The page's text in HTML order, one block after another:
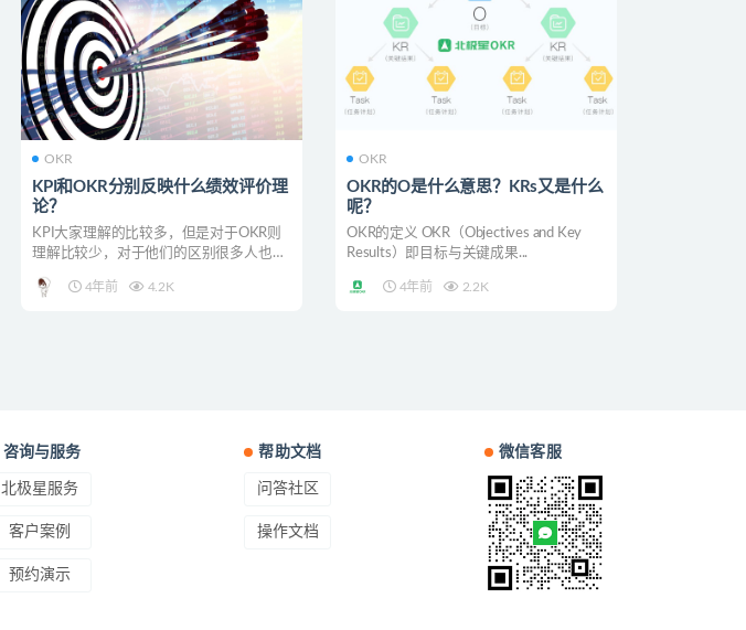
OKR
KPI和OKR分别反映什么绩效评价理
论？
KPI大家理解的比较多，但是对于OKR则
理解比较少，对于他们的区别很多人也是
4年前
4.2K
OKR
OKR的O是什么意思？KRs又是什么
呢？
OKR的定义 OKR（Objectives and Key
Results）即目标与关键成果...
4年前 2.2K
咨询与服务
北极星服务
客户案例
预约演示
帮助文档
问答社区
操作文档
微信客服